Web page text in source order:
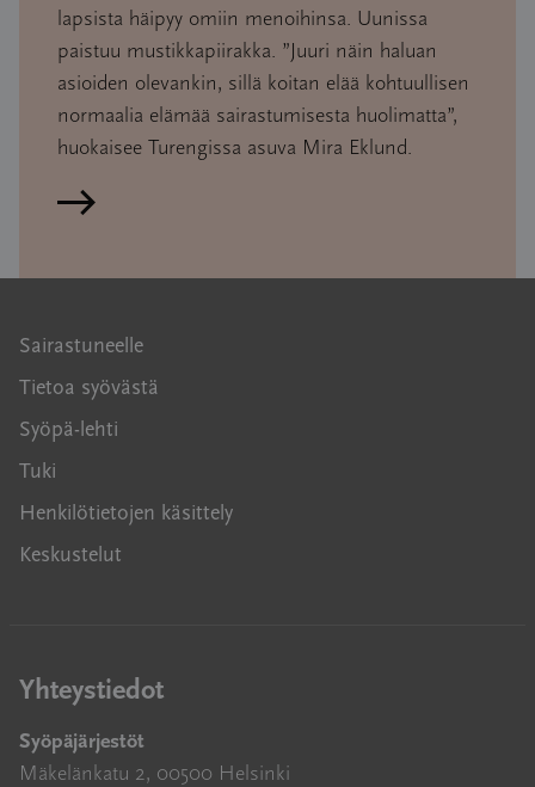
lapsista häipyy omiin menoihinsa. Uunissa
paistuu mustikkapiirakka. ”Juuri näin haluan
asioiden olevankin, sillä koitan elää kohtuullisen
normaalia elämää sairastumisesta huolimatta”,
huokaisee Turengissa asuva Mira Eklund.
Lue artikkeli
Sairastuneelle
Tietoa syövästä
Syöpä-lehti
Tuki
Henkilötietojen käsittely
Keskustelut
Yhteystiedot
Syöpäjärjestöt
Mäkelänkatu 2, 00500 Helsinki